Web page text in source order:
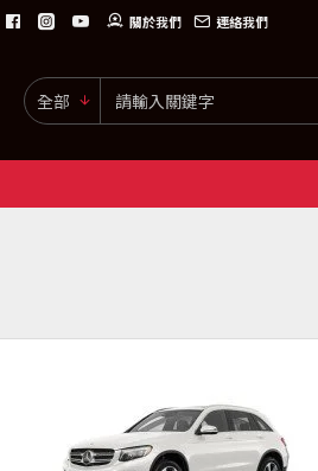
關於我們 連絡我們
全部